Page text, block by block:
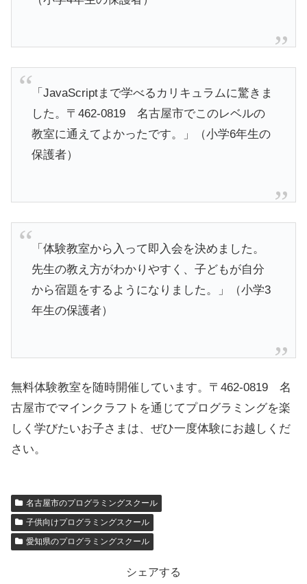
「JavaScriptまで学べるカリキュラムに驚きま
した。〒462-0819 名古屋市でこのレベルの
教室に通えてよかったです。」（小学6年生の
保護者）
「体験教室から入って即入会を決めました。
先生の教え方がわかりやすく、子どもが自分
から宿題をするようになりました。」（小学3
年生の保護者）
無料体験教室を随時開催しています。〒462-0819 名
古屋市でマインクラフトを通じてプログラミングを楽
しく学びたいお子さまは、ぜひ一度体験にお越しくだ
さい。
名古屋市のプログラミングスクール
子供向けプログラミングスクール
愛知県のプログラミングスクール
シェアする